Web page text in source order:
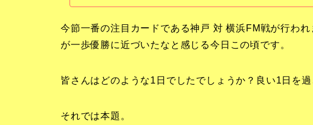
今節一番の注目カードである神戸 対 横浜FM戦が行わ
が一歩優勝に近づいたなと感じる今日この頃です。
皆さんはどのような1日でしたでしょうか？良い1日を過
それでは本題。